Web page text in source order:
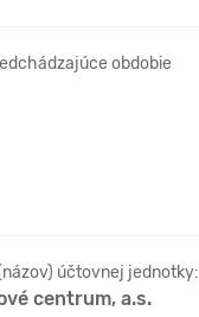
obdobie
účtovnej jednotky:
centrum, a.s.